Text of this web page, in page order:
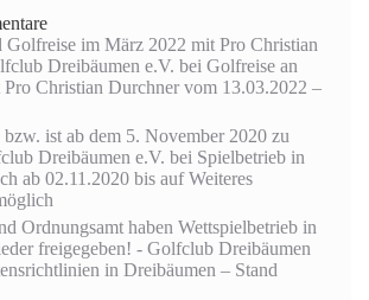
Golfreise im März 2022 mit Pro Christian
Dreibäumen e.V. bei Golfreise an
Christian Durchner vom 13.03.2022 –
bzw. ist ab dem 5. November 2020 zu
Dreibäumen e.V. bei Spielbetrieb in
ab 02.11.2020 bis auf Weiteres
Ordnungsamt haben Wettspielbetrieb in
freigegeben! - Golfclub Dreibäumen
in Dreibäumen – Stand